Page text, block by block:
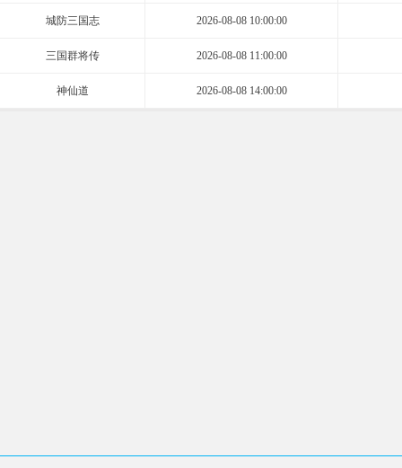
城防三国志 2026-08-08 10:00:00
三国群将传 2026-08-08 11:00:00
神仙道 2026-08-08 14:00:00